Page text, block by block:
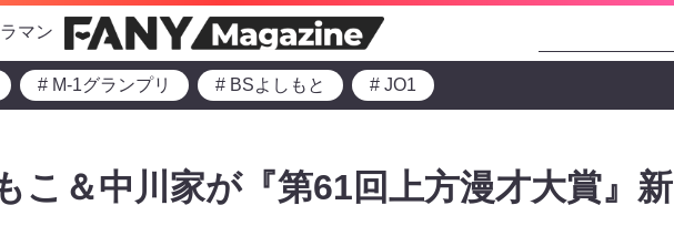
マン
# M-1グランプリ # BSよしもと # JO1
こ＆中川家が『第61回上方漫才大賞』新